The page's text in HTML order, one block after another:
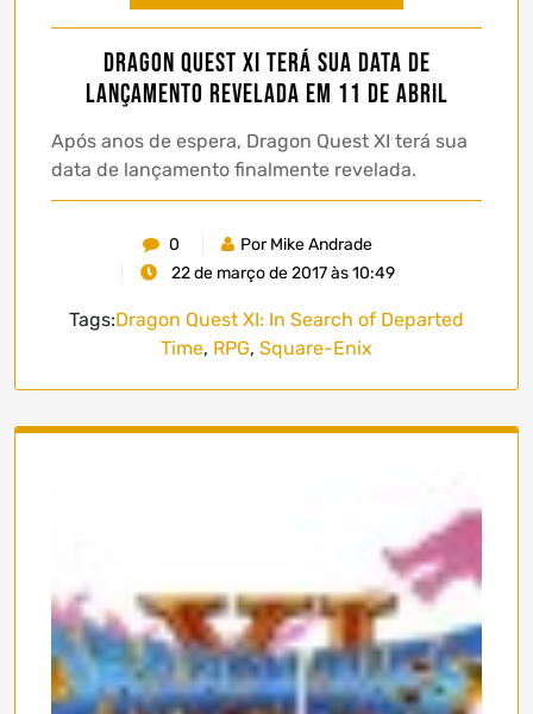
Dragon Quest XI terá sua data de
lançamento revelada em 11 de Abril
Após anos de espera, Dragon Quest XI terá sua
data de lançamento finalmente revelada.
0
Por Mike Andrade
22 de março de 2017 às 10:49
Tags:Dragon Quest XI: In Search of Departed
Time, RPG, Square-Enix